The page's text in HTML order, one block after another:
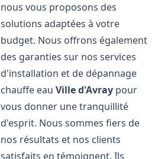
nous vous proposons des
solutions adaptées à votre
budget. Nous offrons également
des garanties sur nos services
d'installation et de dépannage
chauffe eauVille d'Avray pour
vous donner une tranquillité
d'esprit. Nous sommes fiers de
nos résultats et nos clients
satisfaits en témoignent. Ils